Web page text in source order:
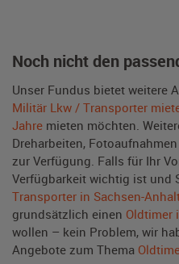
Noch nicht den
Unser Fundus bietet weitere
Militär Lkw / Transporter
Jahre mieten möchten.
Dreharbeiten,
zur Verfügung. Falls für Ihr
Verfügbarkeit wichtig ist und
Transporter in Sachsen-
grundsätzlich einen Oldtimer
wollen – kein Problem, wir
Angebote zum Thema